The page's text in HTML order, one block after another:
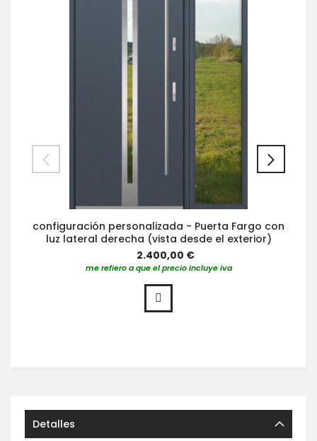
configuración personalizada - Puerta Fargo con
luz lateral derecha (vista desde el exterior)
2.400,00 €
me refiero a que el precio incluye iva
Detalles